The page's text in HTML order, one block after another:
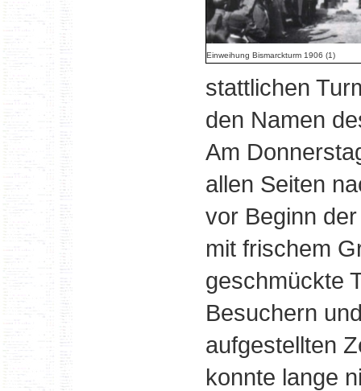
Einweihung Bismarckturm 1906 (1)
stattlichen
den Namen
Am
allen Seiten
vor Beginn
mit frischem
geschmückte
Besuchern
aufgestellten
konnte lange